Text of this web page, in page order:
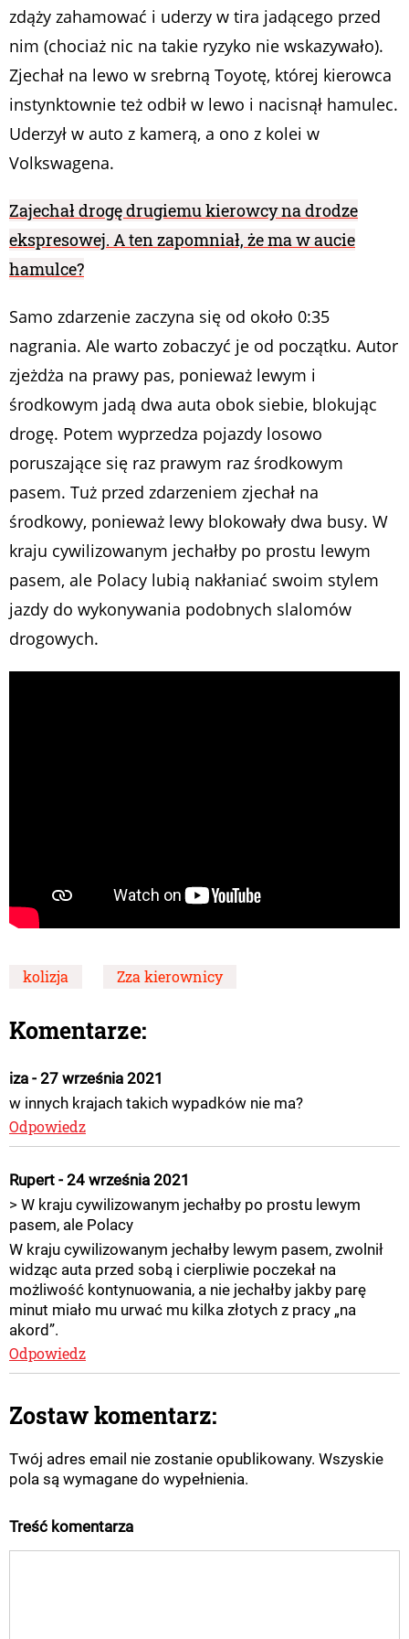
zdąży zahamować i uderzy w tira jadącego przed
nim (chociaż nic na takie ryzyko nie wskazywało).
Zjechał na lewo w srebrną Toyotę, której kierowca
instynktownie też odbił w lewo i nacisnął hamulec.
Uderzył w auto z kamerą, a ono z kolei w
Volkswagena.
Zajechał drogę drugiemu kierowcy na drodze
ekspresowej. A ten zapomniał, że ma w aucie
hamulce?
Samo zdarzenie zaczyna się od około 0:35
nagrania. Ale warto zobaczyć je od początku. Autor
zjeżdża na prawy pas, ponieważ lewym i
środkowym jadą dwa auta obok siebie, blokując
drogę. Potem wyprzedza pojazdy losowo
poruszające się raz prawym raz środkowym
pasem. Tuż przed zdarzeniem zjechał na
środkowy, ponieważ lewy blokowały dwa busy. W
kraju cywilizowanym jechałby po prostu lewym
pasem, ale Polacy lubią nakłaniać swoim stylem
jazdy do wykonywania podobnych slalomów
drogowych.
kolizja Zza kierownicy
Komentarze:
iza - 27 września 2021
w innych krajach takich wypadków nie ma?
Odpowiedz
Rupert - 24 września 2021
> W kraju cywilizowanym jechałby po prostu lewym
pasem, ale Polacy
W kraju cywilizowanym jechałby lewym pasem, zwolnił
widząc auta przed sobą i cierpliwie poczekał na
możliwość kontynuowania, a nie jechałby jakby parę
minut miało mu urwać mu kilka złotych z pracy „na
akord”.
Odpowiedz
Zostaw komentarz:
Twój adres email nie zostanie opublikowany. Wszyskie
pola są wymagane do wypełnienia.
Treść komentarza